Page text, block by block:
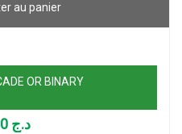
au panier
OR BINARY
د.ج